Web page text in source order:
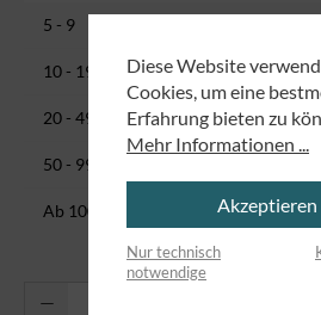
5 - 9
10 - 19 3,78
20 - 49 3,57
50 - 99
Ab 100 2,52 CHF
Produkt Anzahl: Gib
Diese Website
Cookies, um eine
Erfahrung bieten zu
Mehr Informationen ...
Akzeptieren
Nur technisch
notwendige